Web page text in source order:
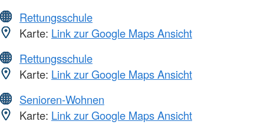
Rettungsschule
Karte: Link zur Google Maps Ansicht
Rettungsschule
Karte: Link zur Google Maps Ansicht
Senioren-Wohnen
Karte: Link zur Google Maps Ansicht